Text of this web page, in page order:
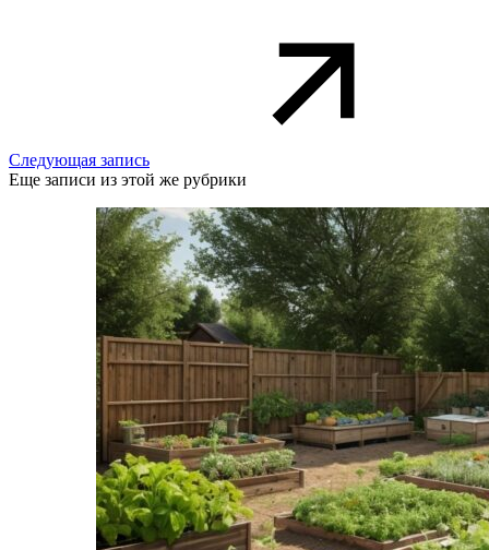
Следующая запись
Еще записи из этой же рубрики